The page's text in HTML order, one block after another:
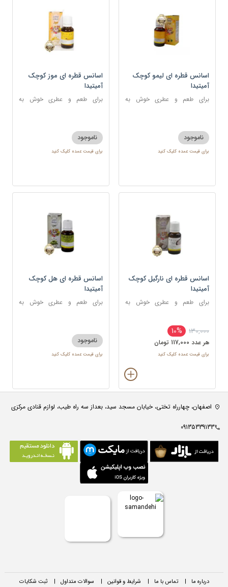
اسانس قطره ای لیمو کوچک
آمیتیدا
برای طعم و عطری خوش به
ناموجود
برای قیمت عمده کلیک کنید
اسانس قطره ای موز کوچک
آمیتیدا
برای طعم و عطری خوش به
ناموجود
برای قیمت عمده کلیک کنید
اسانس قطره ای نارگیل کوچک
آمیتیدا
برای طعم و عطری خوش به
130,000
10%
هر عدد 117,000 تومان
برای قیمت عمده کلیک کنید
اسانس قطره ای هل کوچک
آمیتیدا
برای طعم و عطری خوش به
ناموجود
برای قیمت عمده کلیک کنید
اصفهان، چهارراه تختی، خیابان مسجد سید، بعداز سه راه طیب، لوازم قنادی مرکزی
09135339133
درباره ما | تماس با ما | شرایط و قوانین | سوالات متداول | ثبت شکایات